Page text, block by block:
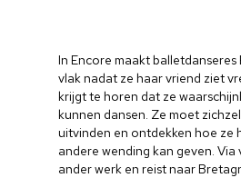
In Encore maakt balletdanseres
vlak nadat ze haar vriend ziet
krijgt te horen dat ze
kunnen dansen. Ze moet
uitvinden en ontdekken hoe ze
andere wending kan geven. Via
ander werk en reist naar